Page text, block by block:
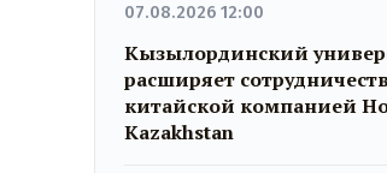
07.08.2026 12:00
Кызылординский
расширяет
китайской компанией
Kazakhstan